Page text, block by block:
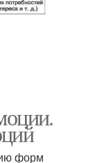
форм